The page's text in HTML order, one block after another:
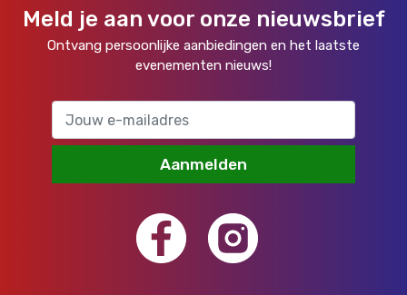
Meld je aan voor onze nieuwsbrief
Ontvang persoonlijke aanbiedingen en het laatste
evenementen nieuws!
Aanmelden